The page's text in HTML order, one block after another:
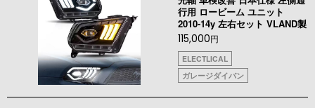
行用 ロービーム ユニット
2010-14y 左右セット VLAND製
115,000円
ELECTLICAL
ガレージダイバン